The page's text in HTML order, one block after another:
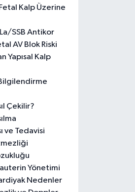
Kalp Üzerine
SSB Antikor
AV Blok Riski
Yapısal Kalp
Çekilir?
ve Tedavisi
Yönetimi
Nedenler